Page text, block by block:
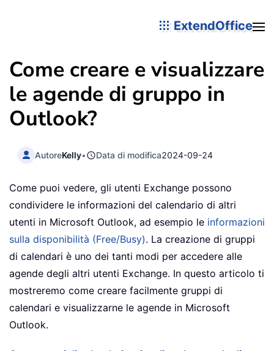
ExtendOffice
Come creare e visualizzare
le agende di gruppo in
Outlook?
AutoreKelly• Data di modifica2024-09-24
Come puoi vedere, gli utenti Exchange possono
condividere le informazioni del calendario di altri
utenti in Microsoft Outlook, ad esempio le informazioni
sulla disponibilità (Free/Busy). La creazione di gruppi
di calendari è uno dei tanti modi per accedere alle
agende degli altri utenti Exchange. In questo articolo ti
mostreremo come creare facilmente gruppi di
calendari e visualizzarne le agende in Microsoft
Outlook.